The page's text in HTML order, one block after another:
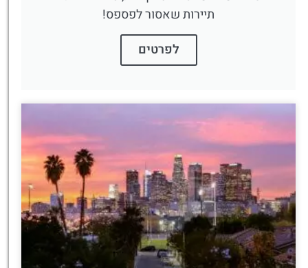
תיירות שאסור לפספס!
לפרטים